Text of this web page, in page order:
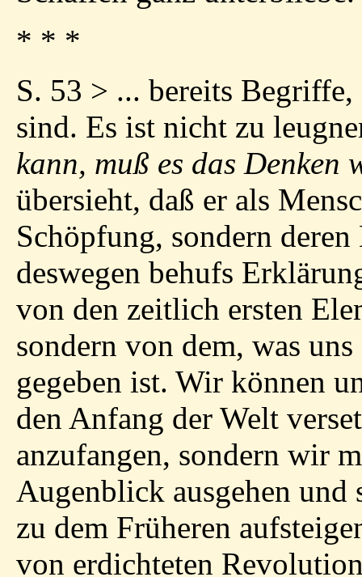
* * *
S. 53 > ... bereits
sind. Es ist nicht zu
kann, muß es das Denken
übersieht, daß er als
Schöpfung, sondern
deswegen behufs
von den zeitlich ersten
sondern von dem, was
gegeben ist. Wir können
den Anfang der Welt
anzufangen, sondern wir
Augenblick ausgehen und
zu dem Früheren
von erdichteten